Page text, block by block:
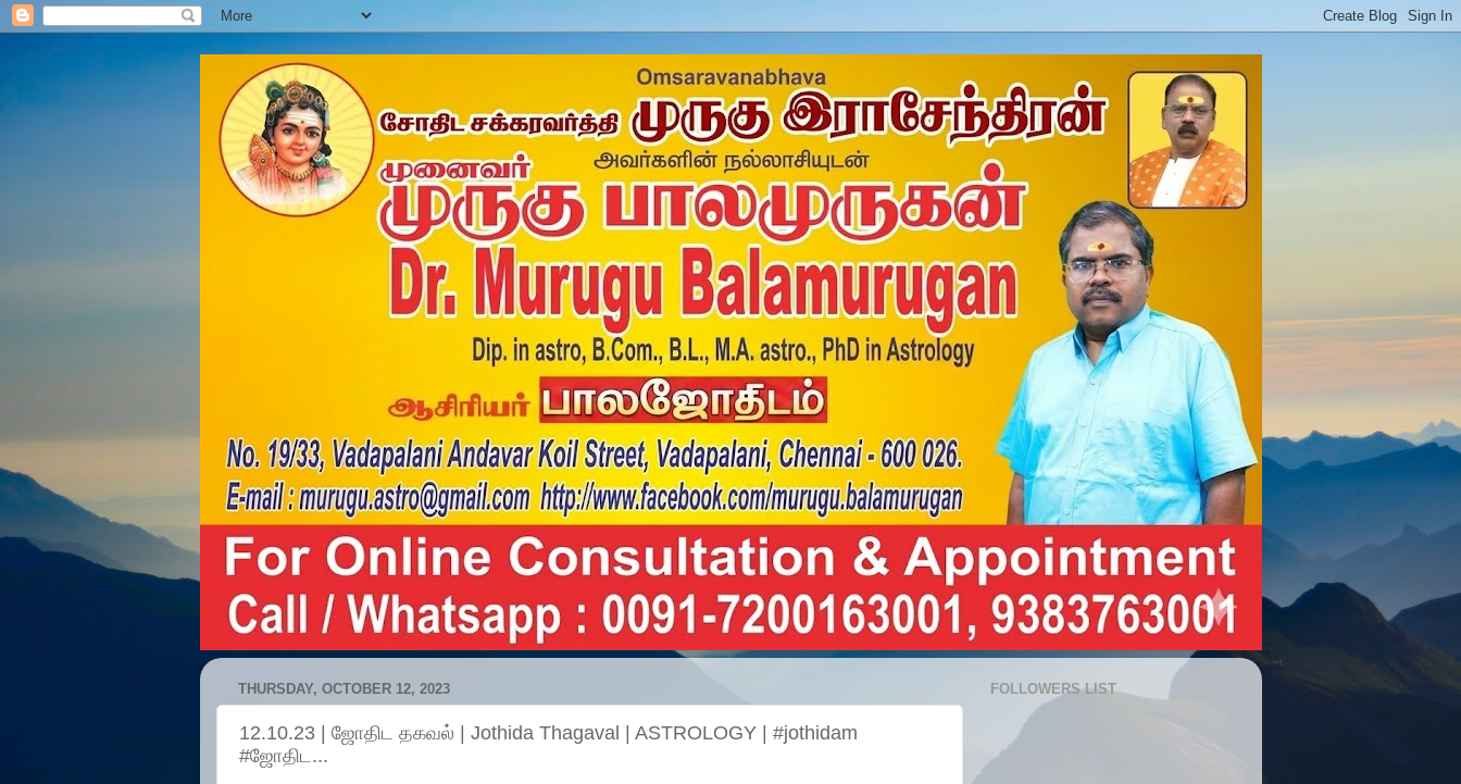
THURSDAY, OCTOBER 12, 2023
12.10.23 | ஜோதிட தகவல் | Jothida Thagaval | ASTROLOGY | #jothidam
#ஜோதிட...
FOLLOWERS LIST